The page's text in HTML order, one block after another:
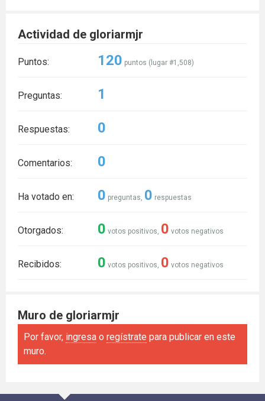
Actividad de gloriarmjr
Puntos: 120 puntos (lugar #1,508)
Preguntas: 1
Respuestas: 0
Comentarios: 0
Ha votado en: 0 preguntas, 0 respuestas
Otorgados: 0 votos positivos, 0 votos negativos
Recibidos: 0 votos positivos, 0 votos negativos
Muro de gloriarmjr
Por favor, ingresa o regístrate para publicar en este
muro.